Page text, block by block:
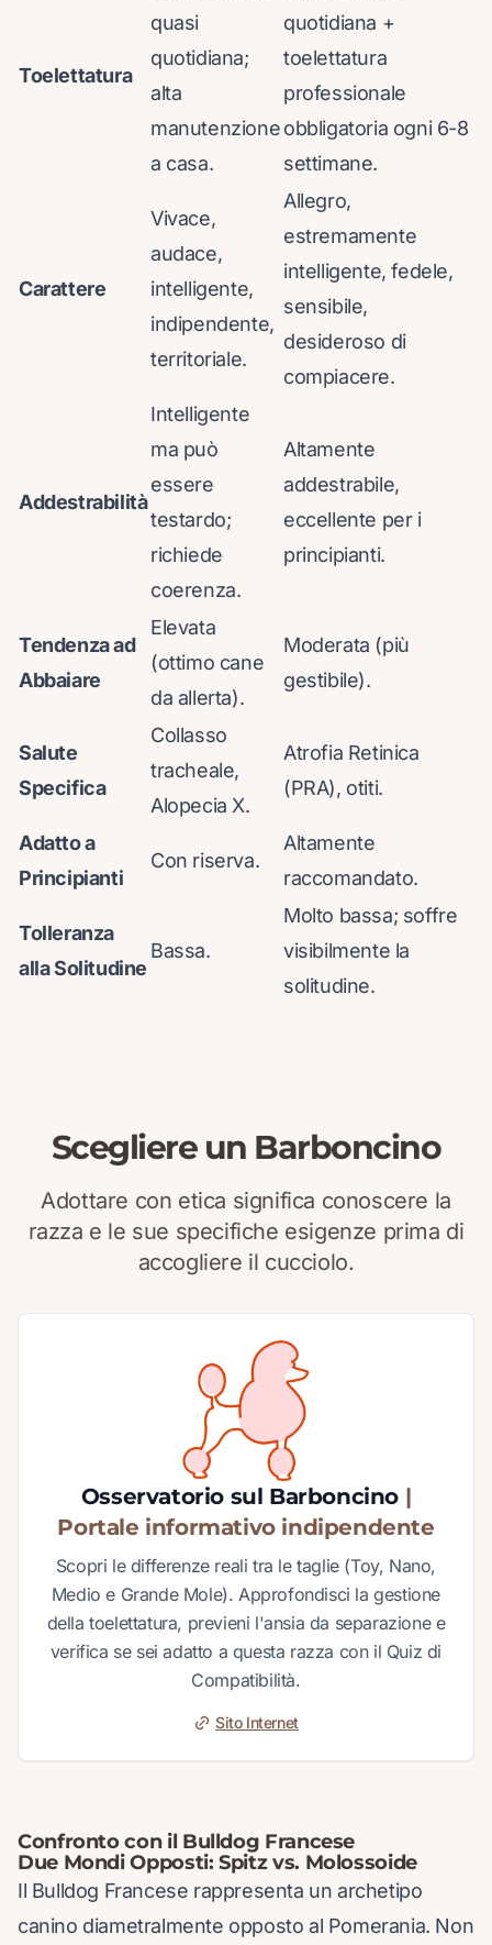
Toelettatura
quasi
quotidiana;
alta
manutenzione
a casa.
quotidiana +
toelettatura
professionale
obbligatoria ogni 6-8
settimane.
Carattere
Vivace,
audace,
intelligente,
indipendente,
territoriale.
Allegro,
estremamente
intelligente, fedele,
sensibile,
desideroso di
compiacere.
Addestrabilità
Intelligente
ma può
essere
testardo;
richiede
coerenza.
Altamente
addestrabile,
eccellente per i
principianti.
Tendenza ad
Abbaiare
Elevata
(ottimo cane
da allerta).
Moderata (più
gestibile).
Salute
Specifica
Collasso
tracheale,
Alopecia X.
Atrofia Retinica
(PRA), otiti.
Adatto a
Principianti
Con riserva.
Altamente
raccomandato.
Tolleranza
alla Solitudine
Bassa.
Molto bassa; soffre
visibilmente la
solitudine.
Scegliere un Barboncino
Adottare con etica significa conoscere la
razza e le sue specifiche esigenze prima di
accogliere il cucciolo.
Osservatorio sul Barboncino |
Portale informativo indipendente
Scopri le differenze reali tra le taglie (Toy, Nano,
Medio e Grande Mole). Approfondisci la gestione
della toelettatura, previeni l'ansia da separazione e
verifica se sei adatto a questa razza con il Quiz di
Compatibilità.
Sito Internet
Confronto con il Bulldog Francese
Due Mondi Opposti: Spitz vs. Molossoide
Il Bulldog Francese rappresenta un archetipo
canino diametralmente opposto al Pomerania. Non